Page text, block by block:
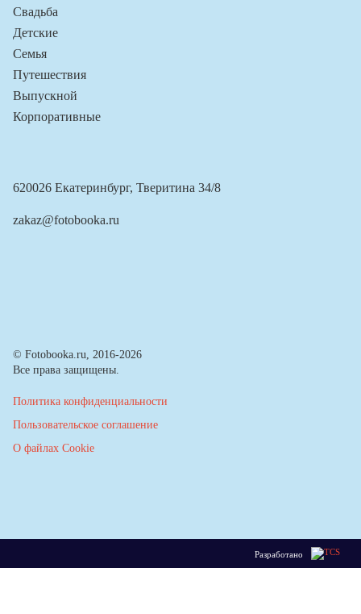
Свадьба
Детские
Семья
Путешествия
Выпускной
Корпоративные
620026 Екатеринбург, Тверитина 34/8
zakaz@fotobooka.ru
© Fotobooka.ru, 2016-2026
Все права защищены.
Политика конфиденциальности
Пользовательское соглашение
О файлах Cookie
Разработано